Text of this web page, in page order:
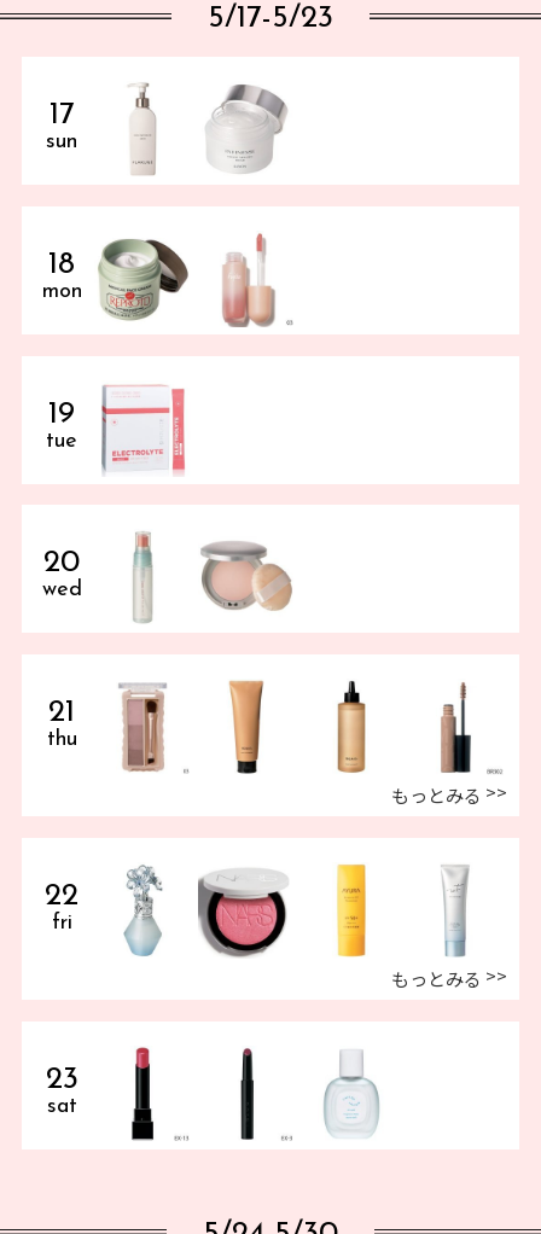
5/17-5/23
17
sun
18
mon
19
tue
20
wed
21
thu
もっとみる
22
fri
もっとみる
23
sat